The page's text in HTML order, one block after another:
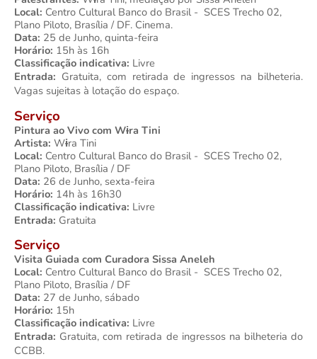
Local: Centro Cultural Banco do Brasil -  SCES Trecho 02,
Plano Piloto, Brasília / DF. Cinema.
Data: 25 de Junho, quinta-feira
Horário: 15h às 16h
Classificação indicativa: Livre
Entrada: Gratuita, com retirada de ingressos na bilheteria.
Vagas sujeitas à lotação do espaço.
Serviço
Pintura ao Vivo com Wɨra Tini
Artista: Wɨra Tini
Local: Centro Cultural Banco do Brasil -  SCES Trecho 02,
Plano Piloto, Brasília / DF
Data: 26 de Junho, sexta-feira
Horário: 14h às 16h30
Classificação indicativa: Livre
Entrada: Gratuita
Serviço
Visita Guiada com Curadora Sissa Aneleh
Local: Centro Cultural Banco do Brasil -  SCES Trecho 02,
Plano Piloto, Brasília / DF
Data: 27 de Junho, sábado
Horário: 15h
Classificação indicativa: Livre
Entrada: Gratuita, com retirada de ingressos na bilheteria do
CCBB.